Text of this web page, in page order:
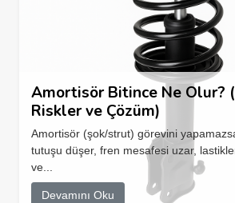
Amortisör Bitince Ne Olur?
Riskler ve Çözüm)
Amortisör (şok/strut) görevini
tutuşu düşer, fren mesafesi uzar,
ve...
Devamını Oku